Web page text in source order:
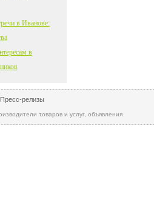
в Иванове:
в
Пресс-релизы
товаров и услуг, объявления